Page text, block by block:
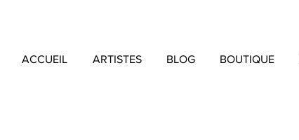
ACCUEIL ARTISTES BLOG BOUTIQUE